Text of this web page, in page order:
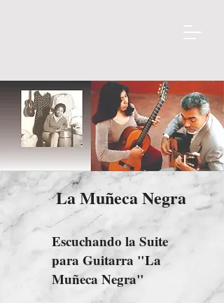
La Muñeca Negra
Escuchando la Suite
para Guitarra "La
Muñeca Negra"